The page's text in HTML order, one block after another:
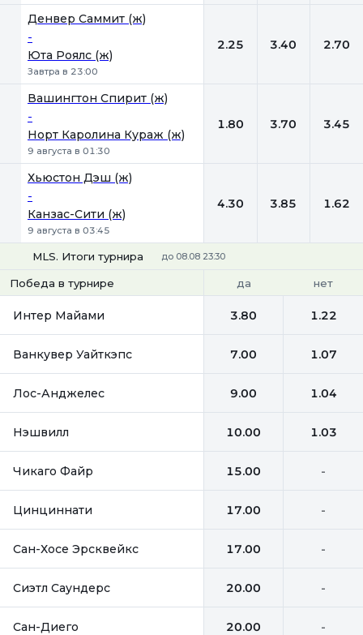
Денвер Саммит (ж)
-
Юта Роялс (ж)
Завтра в 23:00
2.25 3.40 2.70
Вашингтон Спирит (ж)
-
Норт Каролина Кураж (ж)
9 августа в 01:30
1.80 3.70 3.45
Хьюстон Дэш (ж)
-
Канзас-Сити (ж)
9 августа в 03:45
4.30 3.85 1.62
MLS. Итоги турнира до 08.08 23:30
Победа в турнире да нет
Интер Майами 3.80 1.22
Ванкувер Уайткэпс 7.00 1.07
Лос-Анджелес 9.00 1.04
Нэшвилл 10.00 1.03
Чикаго Файр 15.00 -
Цинциннати 17.00 -
Сан-Хосе Эрсквейкс 17.00 -
Сиэтл Саундерс 20.00 -
Сан-Диего 20.00 -